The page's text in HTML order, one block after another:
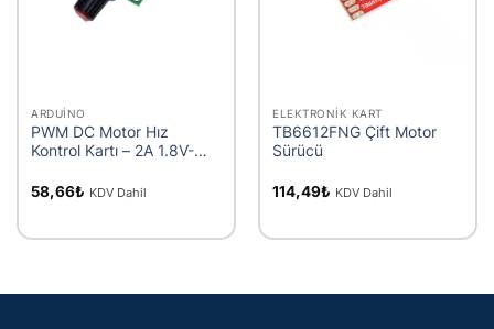
ARDUINO
PWM DC Motor Hız
Kontrol Kartı – 2A 1.8V-
58,66₺ KDV Dahil
ELEKTRONIK KART
TB6612FNG Çift Motor
Sürücü
114,49₺ KDV Dahil